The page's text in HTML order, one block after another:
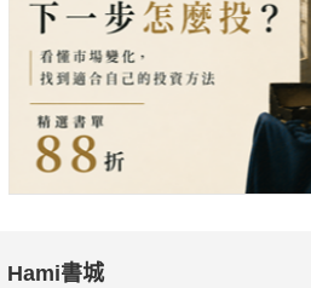
►STEP2找出生產力障礙，將手邊科
►STEP3自我目標逐一檢視，培養對
►STEP4發現出差錯該怎麼辦？建立
►STEP5如何保持正向心態，讓壓力
★找到做事順序，擺脫焦慮的具體方
及投入相當時間才可以圓滿達成，若
Hami書城